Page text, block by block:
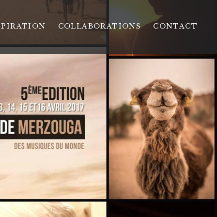
COLLABORATIONS CONTACT